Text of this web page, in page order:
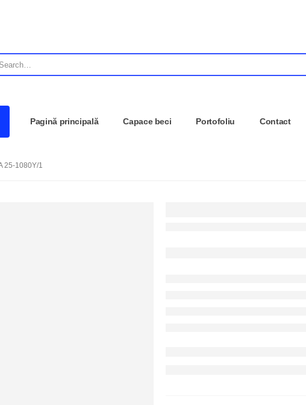
Pagină principală Capace beci Portofoliu Contact
25-1080Y/1